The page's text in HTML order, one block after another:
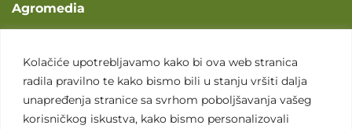
Kolačiće upotrebljavamo kako bi ova web stranica
radila pravilno te kako bismo bili u stanju vršiti dalja
unapređenja stranice sa svrhom poboljšavanja vašeg
korisničkog iskustva, kako bismo personalizovali
Agromedia
Svet poljoprivrede
Marketing usluge
Tražimo saradnike